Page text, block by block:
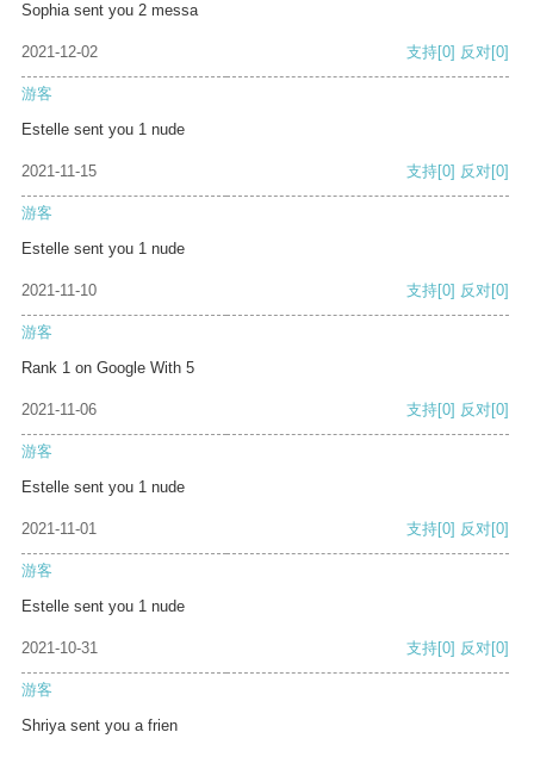
Sophia sent you 2 messa
2021-12-02 支持[0] 反对[0]
游客
Estelle sent you 1 nude
2021-11-15 支持[0] 反对[0]
游客
Estelle sent you 1 nude
2021-11-10 支持[0] 反对[0]
游客
Rank 1 on Google With 5
2021-11-06 支持[0] 反对[0]
游客
Estelle sent you 1 nude
2021-11-01 支持[0] 反对[0]
游客
Estelle sent you 1 nude
2021-10-31 支持[0] 反对[0]
游客
Shriya sent you a frien